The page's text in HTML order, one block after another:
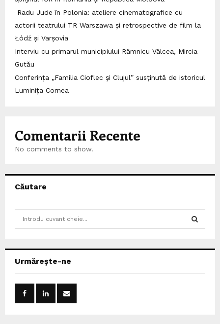
Radu Jude în Polonia: ateliere cinematografice cu
actorii teatrului TR Warszawa și retrospective de film la
Łódź și Varșovia
Interviu cu primarul municipiului Râmnicu Vâlcea, Mircia
Gutău
Conferința „Familia Cioflec și Clujul” susținută de istoricul
Luminița Cornea
Comentarii Recente
No comments to show.
Căutare
h
Urmărește-ne